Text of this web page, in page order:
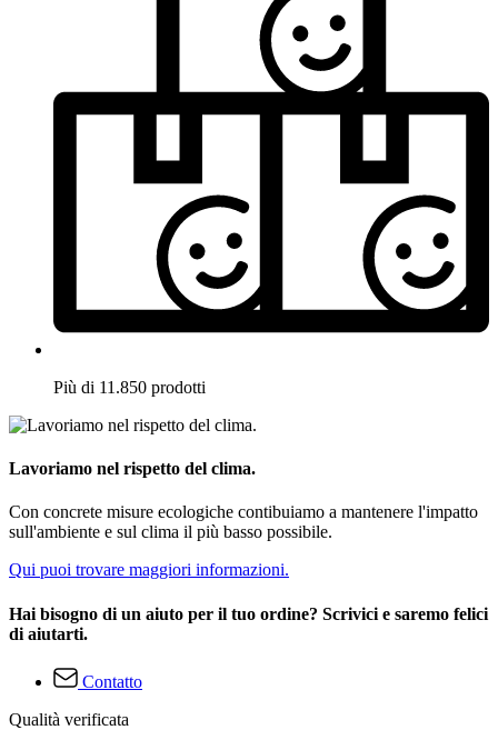
Più di 11.850 prodotti
Lavoriamo nel rispetto del clima.
Con concrete misure ecologiche contibuiamo a mantenere l'impatto
sull'ambiente e sul clima il più basso possibile.
Qui puoi trovare maggiori informazioni.
Hai bisogno di un aiuto per il tuo ordine? Scrivici e saremo felici
di aiutarti.
Contatto
Qualità verificata